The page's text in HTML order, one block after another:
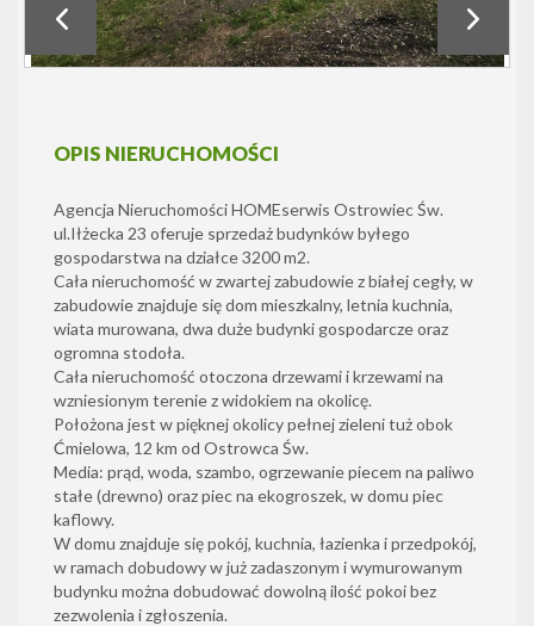
OPIS NIERUCHOMOŚCI
Agencja Nieruchomości HOMEserwis Ostrowiec Św.
ul.Iłżecka 23 oferuje sprzedaż budynków byłego
gospodarstwa na działce 3200 m2.
Cała nieruchomość w zwartej zabudowie z białej cegły, w
zabudowie znajduje się dom mieszkalny, letnia kuchnia,
wiata murowana, dwa duże budynki gospodarcze oraz
ogromna stodoła.
Cała nieruchomość otoczona drzewami i krzewami na
wzniesionym terenie z widokiem na okolicę.
Położona jest w pięknej okolicy pełnej zieleni tuż obok
Ćmielowa, 12 km od Ostrowca Św.
Media: prąd, woda, szambo, ogrzewanie piecem na paliwo
stałe (drewno) oraz piec na ekogroszek, w domu piec
kaflowy.
W domu znajduje się pokój, kuchnia, łazienka i przedpokój,
w ramach dobudowy w już zadaszonym i wymurowanym
budynku można dobudować dowolną ilość pokoi bez
zezwolenia i zgłoszenia.